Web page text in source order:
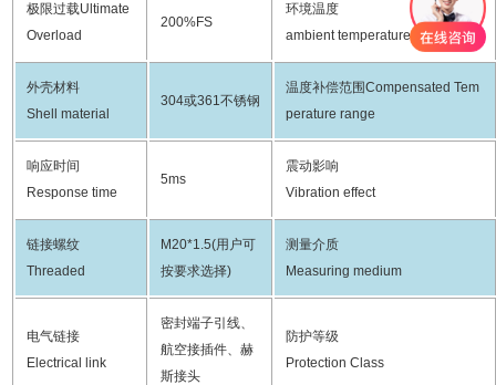
极限过载Ultimate
Overload
200%FS
环境温度
ambient temperature
外壳材料
Shell material
304或361不锈钢
温度补偿范围Compensated Tem
perature range
响应时间
Response time
5ms
震动影响
Vibration effect
链接螺纹
Threaded
M20*1.5(用户可
按要求选择)
测量介质
Measuring medium
电气链接
Electrical link
密封端子引线、
航空接插件、赫
斯接头
防护等级
Protection Class